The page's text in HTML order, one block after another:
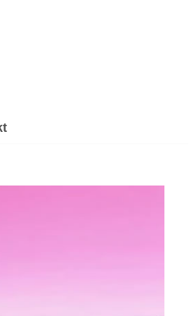
Beratung,
oder ✔️ Spirituelles
kontaktieren ✉.